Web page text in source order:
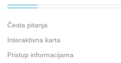
Česta pitanja
Interaktivna karta
Pristup informacijama